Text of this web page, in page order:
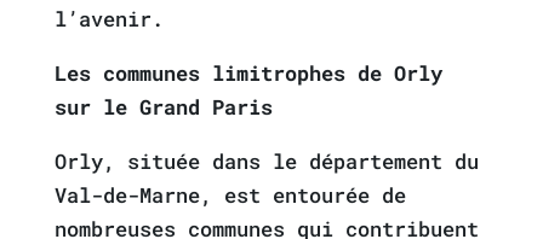
l’avenir.
Les communes limitrophes de Orly
sur le Grand Paris
Orly, située dans le département du
Val-de-Marne, est entourée de
nombreuses communes qui contribuent